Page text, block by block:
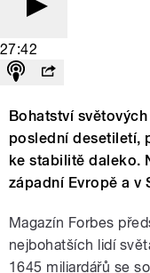
27:42
Bohatství
poslední desetiletí,
ke stabilitě daleko.
západní Evropě a v
Magazín Forbes
nejbohatších lidí
1645 miliardářů se